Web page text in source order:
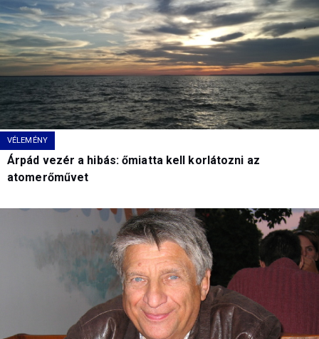
VÉLEMÉNY
Árpád vezér a hibás: őmiatta kell korlátozni az
atomerőművet